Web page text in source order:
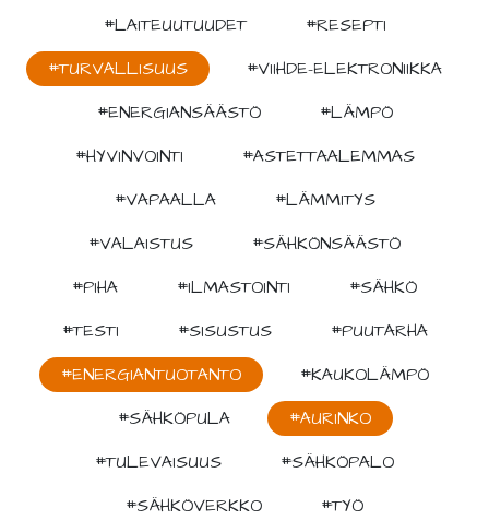
#LAITEUUTUUDET
#RESEPTI
#TURVALLISUUS
#VIIHDE-ELEKTRONIIKKA
#ENERGIANSÄÄSTÖ
#LÄMPÖ
#HYVINVOINTI
#ASTETTAALEMMAS
#VAPAALLA
#LÄMMITYS
#VALAISTUS
#SÄHKÖNSÄÄSTÖ
#PIHA
#ILMASTOINTI
#SÄHKÖ
#TESTI
#SISUSTUS
#PUUTARHA
#ENERGIANTUOTANTO
#KAUKOLÄMPÖ
#SÄHKÖPULA
#AURINKO
#TULEVAISUUS
#SÄHKÖPALO
#SÄHKÖVERKKO
#TYÖ